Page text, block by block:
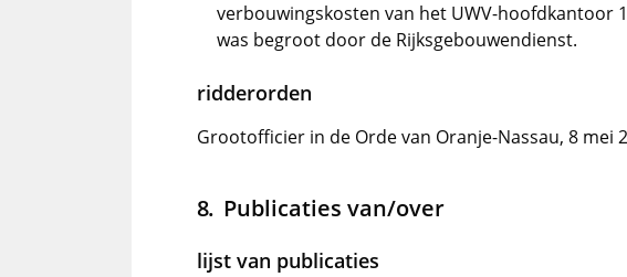
verbouwingskosten van het UWV-hoofdkantoor
was begroot door de Rijksgebouwendienst.
ridderorden
Grootofficier in de Orde van Oranje-Nassau, 8 mei
Publicaties van/over
lijst van publicaties